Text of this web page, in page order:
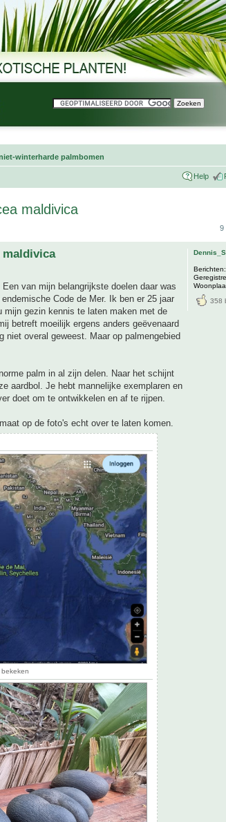
winterharde palmbomen
Help
maldivica
9
van mijn belangrijkste doelen daar was
Code de Mer. Ik ben er 25 jaar
mijn gezin kennis te laten maken met de
betreft moeilijk ergens anders geëvenaard
overal geweest. Maar op palmengebied
palm in al zijn delen. Naar het schijnt
aardbol. Je hebt mannelijke exemplaren en
doet om te ontwikkelen en af te rijpen.
op de foto's echt over te laten komen.
Dennis_S
Berichten:
358